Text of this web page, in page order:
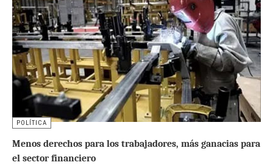
POLÍTICA
Menos derechos para los trabajadores, más ganacias para
el sector financiero